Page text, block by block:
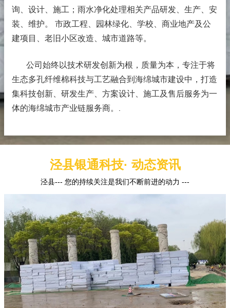
询、设计、施工；雨水净化处理相关产品研发、生产、安
装、维护。 市政工程、园林绿化、学校、商业地产及公
建项目、老旧小区改造、城市道路等。
公司始终以技术研发创新为根，质量为本，专注于将
生态多孔纤维棉科技与工艺融合到海绵城市建设中，打造
集科技创新、研发生产、方案设计、施工及售后服务为一
体的海绵城市产业链服务商。
泾县银通科技· 动态资讯
泾县--- 您的持续关注是我们不断前进的动力 ---